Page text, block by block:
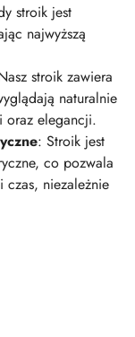
stroik jest
najwyższą
stroik zawiera
naturalnie
oraz elegancji.
: Stroik jest
co pozwala
czas, niezależnie